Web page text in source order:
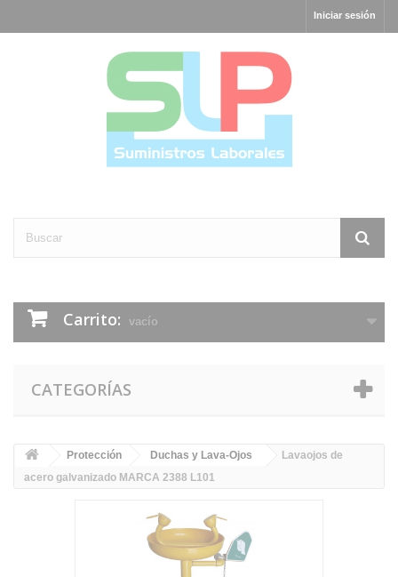
Iniciar sesión
Carrito: vacío
CATEGORÍAS
Protección Duchas y Lava-Ojos
Lavaojos de
acero galvanizado MARCA 2388 L101